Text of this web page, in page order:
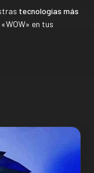
tecnologías más
en tus